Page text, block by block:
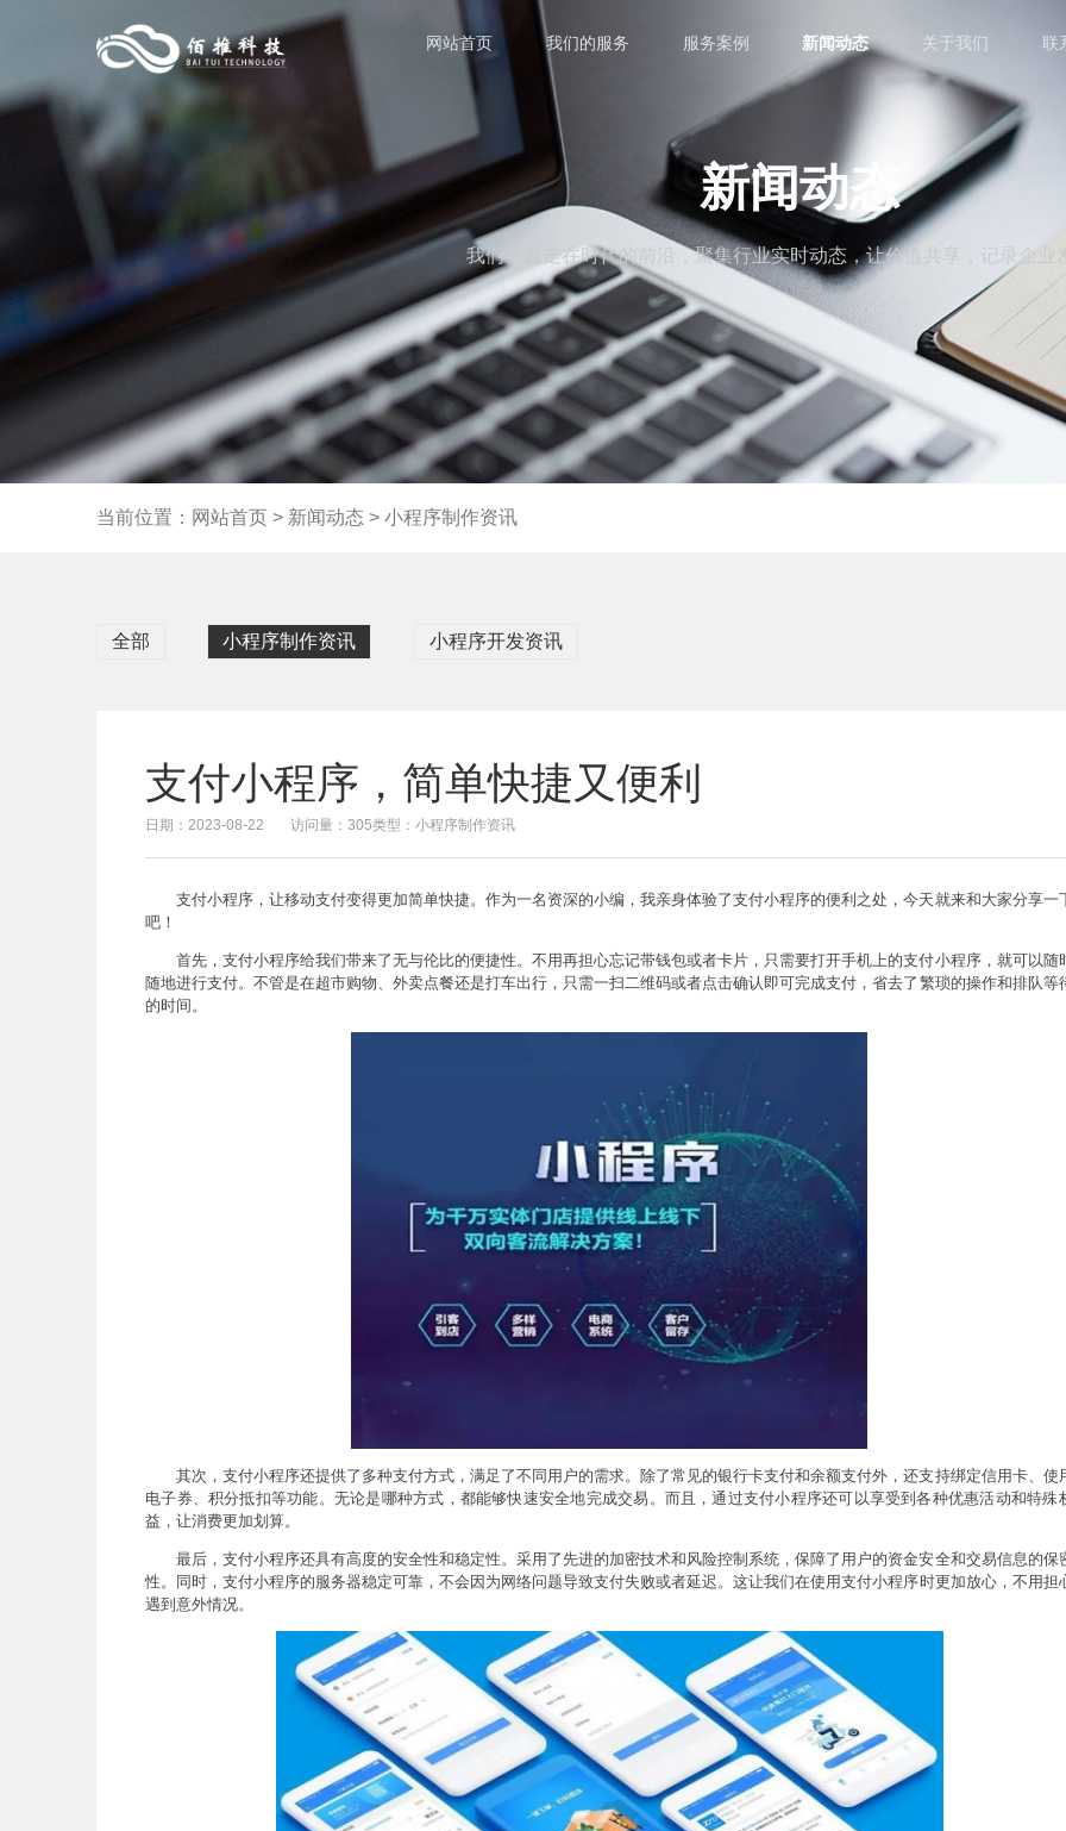
网站首页 我们的服务 服务案例 新闻动态 关于我们 联
新闻动态
我们一直走在时代的前沿，聚集行业实时动态，让价值共享，记录企业
当前位置： 网站首页> 新闻动态 > 小程序制作资讯
全部 小程序制作资讯 小程序开发资讯
支付小程序，简单快捷又便利
日期：2023-08-22 访问量：305类型：小程序制作资讯
支付小程序，让移动支付变得更加简单快捷。作为一名资深的小编，我亲身体验了支付小程序的便利之处，今天就来和大家分享一
吧！
首先，支付小程序给我们带来了无与伦比的便捷性。不用再担心忘记带钱包或者卡片，只需要打开手机上的支付小程序，就可以随
随地进行支付。不管是在超市购物、外卖点餐还是打车出行，只需一扫二维码或者点击确认即可完成支付，省去了繁琐的操作和排队等
的时间。
其次，支付小程序还提供了多种支付方式，满足了不同用户的需求。除了常见的银行卡支付和余额支付外，还支持绑定信用卡、使
电子券、积分抵扣等功能。无论是哪种方式，都能够快速安全地完成交易。而且，通过支付小程序还可以享受到各种优惠活动和特殊
益，让消费更加划算。
最后，支付小程序还具有高度的安全性和稳定性。采用了先进的加密技术和风险控制系统，保障了用户的资金安全和交易信息的保
性。同时，支付小程序的服务器稳定可靠，不会因为网络问题导致支付失败或者延迟。这让我们在使用支付小程序时更加放心，不用担
遇到意外情况。